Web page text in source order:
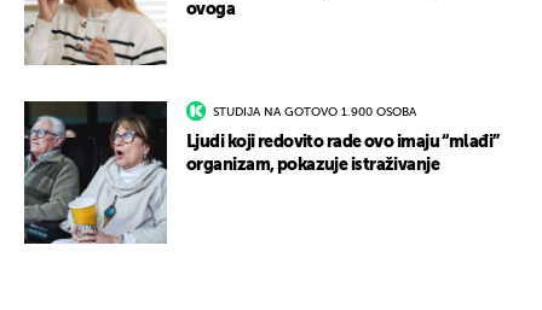
ovoga
STUDIJA NA GOTOVO 1.900 OSOBA
Ljudi koji redovito rade ovo imaju “mlađi”
organizam, pokazuje istraživanje